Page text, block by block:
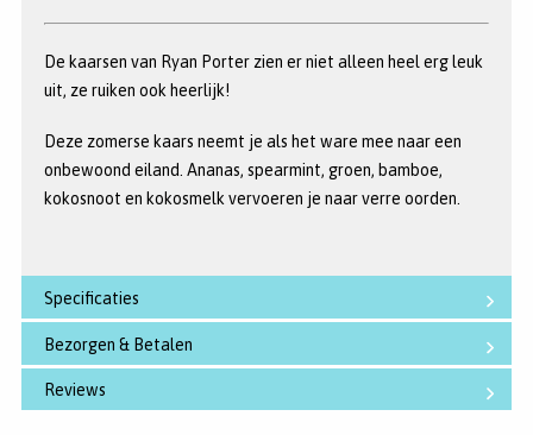
De kaarsen van Ryan Porter zien er niet alleen heel erg leuk
uit, ze ruiken ook heerlijk!
Deze zomerse kaars neemt je als het ware mee naar een
onbewoond eiland. Ananas, spearmint, groen, bamboe,
kokosnoot en kokosmelk vervoeren je naar verre oorden.
Specificaties
Bezorgen & Betalen
Reviews